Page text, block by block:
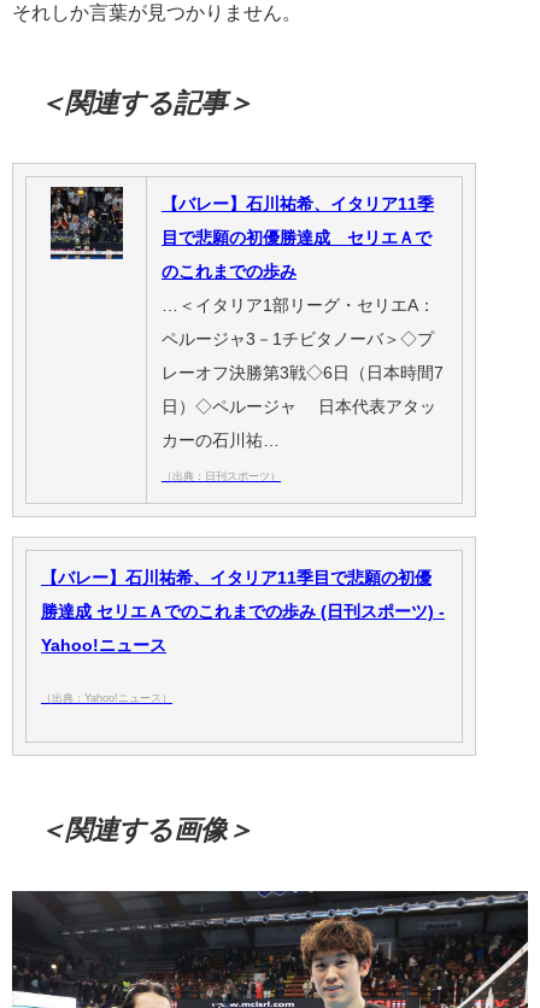
それしか言葉が見つかりません。
＜関連する記事＞
【バレー】石川祐希、イタリア11季
目で悲願の初優勝達成 セリエＡで
のこれまでの歩み
…＜イタリア1部リーグ・セリエA：
ペルージャ3－1チビタノーバ＞◇プ
レーオフ決勝第3戦◇6日（日本時間7
日）◇ペルージャ 日本代表アタッ
カーの石川祐…
（出典：日刊スポーツ）
【バレー】石川祐希、イタリア11季目で悲願の初優
勝達成 セリエＡでのこれまでの歩み (日刊スポーツ) -
Yahoo!ニュース
（出典：Yahoo!ニュース）
＜関連する画像＞